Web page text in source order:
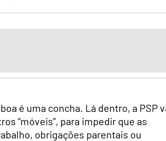
é uma concha. Lá dentro, a PSP
“móveis”, para impedir que as
obrigações parentais ou